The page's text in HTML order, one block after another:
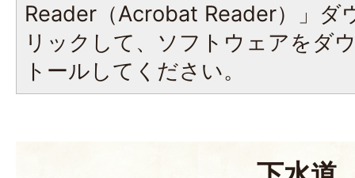
Reader（Acrobat Reader）」ダ
リックして、ソフトウェアをダ
トールしてください。